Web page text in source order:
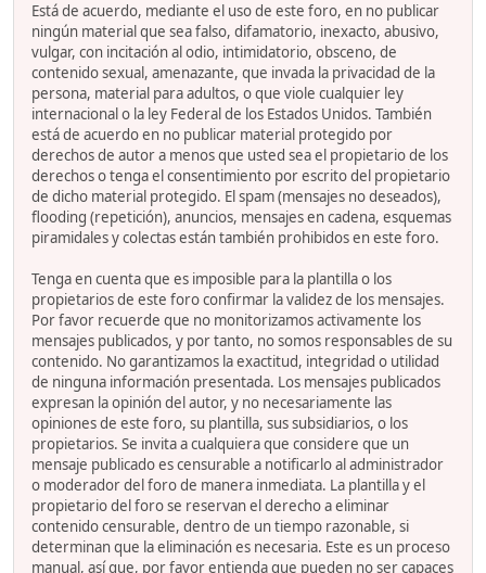
Está de acuerdo, mediante el uso de este foro, en no publicar
ningún material que sea falso, difamatorio, inexacto, abusivo,
vulgar, con incitación al odio, intimidatorio, obsceno, de
contenido sexual, amenazante, que invada la privacidad de la
persona, material para adultos, o que viole cualquier ley
internacional o la ley Federal de los Estados Unidos. También
está de acuerdo en no publicar material protegido por
derechos de autor a menos que usted sea el propietario de los
derechos o tenga el consentimiento por escrito del propietario
de dicho material protegido. El spam (mensajes no deseados),
flooding (repetición), anuncios, mensajes en cadena, esquemas
piramidales y colectas están también prohibidos en este foro.
Tenga en cuenta que es imposible para la plantilla o los
propietarios de este foro confirmar la validez de los mensajes.
Por favor recuerde que no monitorizamos activamente los
mensajes publicados, y por tanto, no somos responsables de su
contenido. No garantizamos la exactitud, integridad o utilidad
de ninguna información presentada. Los mensajes publicados
expresan la opinión del autor, y no necesariamente las
opiniones de este foro, su plantilla, sus subsidiarios, o los
propietarios. Se invita a cualquiera que considere que un
mensaje publicado es censurable a notificarlo al administrador
o moderador del foro de manera inmediata. La plantilla y el
propietario del foro se reservan el derecho a eliminar
contenido censurable, dentro de un tiempo razonable, si
determinan que la eliminación es necesaria. Este es un proceso
manual, así que, por favor entienda que pueden no ser capaces